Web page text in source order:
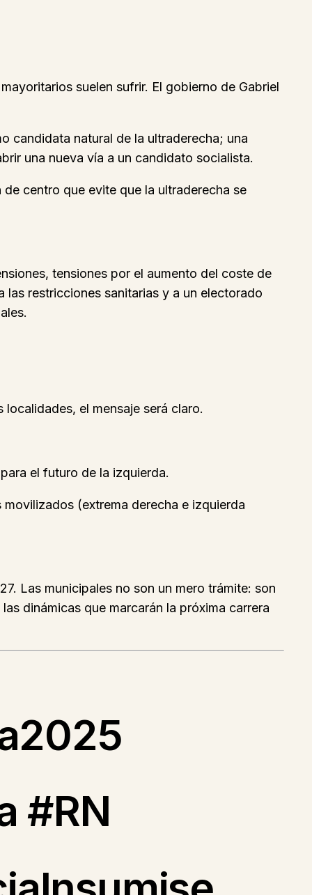
suelen sufrir. El gobierno de Gabriel
candidata natural de la ultraderecha; una
una nueva vía a un candidato socialista.
centro que evite que la ultraderecha se
tensiones por el aumento del coste de
restricciones sanitarias y a un electorado
el mensaje será claro.
el futuro de la izquierda.
(extrema derecha e izquierda
Las municipales no son un mero trámite: son
dinámicas que marcarán la próxima carrera
#RN